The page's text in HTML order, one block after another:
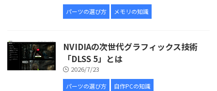
パーツの選び方 メモリの知識
NVIDIAの次世代グラフィックス技術
「DLSS 5」とは
2026/7/23
パーツの選び方 自作PCの知識